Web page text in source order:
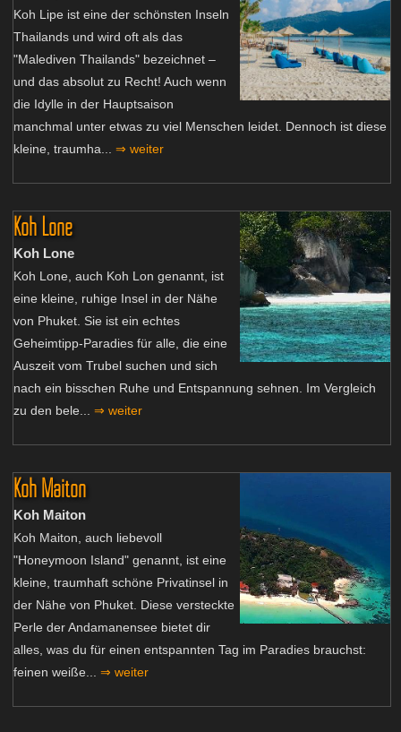
Koh Lipe ist eine der schönsten Inseln
Thailands und wird oft als das
"Malediven Thailands" bezeichnet –
und das absolut zu Recht! Auch wenn
die Idylle in der Hauptsaison
manchmal unter etwas zu viel Menschen leidet. Dennoch ist diese
kleine, traumha... ⇒ weiter
Koh Lone
Koh Lone
Koh Lone, auch Koh Lon genannt, ist
eine kleine, ruhige Insel in der Nähe
von Phuket. Sie ist ein echtes
Geheimtipp-Paradies für alle, die eine
Auszeit vom Trubel suchen und sich
nach ein bisschen Ruhe und Entspannung sehnen. Im Vergleich
zu den bele... ⇒ weiter
Koh Maiton
Koh Maiton
Koh Maiton, auch liebevoll
"Honeymoon Island" genannt, ist eine
kleine, traumhaft schöne Privatinsel in
der Nähe von Phuket. Diese versteckte
Perle der Andamanensee bietet dir
alles, was du für einen entspannten Tag im Paradies brauchst:
feinen weiße... ⇒ weiter